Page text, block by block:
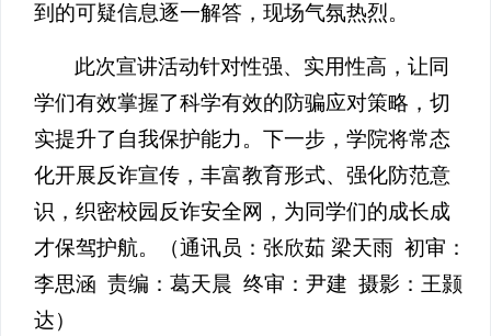
到的可疑信息逐一解答，现场气氛热烈。
此次宣讲活动针对性强、实用性高，让同
学们有效掌握了科学有效的防骗应对策略，切
实提升了自我保护能力。下一步，学院将常态
化开展反诈宣传，丰富教育形式、强化防范意
识，织密校园反诈安全网，为同学们的成长成
才保驾护航。（通讯员：张欣茹 梁天雨 初审：
李思涵 责编：葛天晨 终审：尹建 摄影：王颢
达）